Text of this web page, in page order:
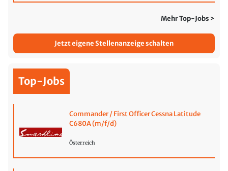
Mehr Top-Jobs >
Jetzt eigene Stellenanzeige schalten
Top-Jobs
Commander / First Officer Cessna Latitude
C680A (m/f/d)
Österreich